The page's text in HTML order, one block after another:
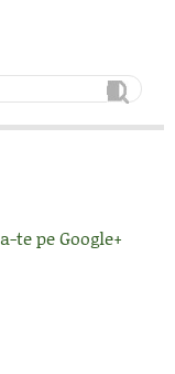
te pe Google+